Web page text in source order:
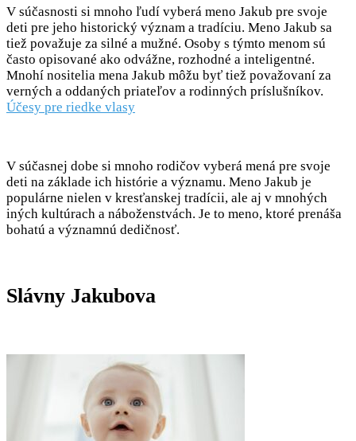
V súčasnosti si mnoho ľudí vyberá meno Jakub pre svoje
deti pre jeho historický význam a tradíciu. Meno Jakub sa
tiež považuje za silné a mužné. Osoby s týmto menom sú
často opisované ako odvážne, rozhodné a inteligentné.
Mnohí nositelia mena Jakub môžu byť tiež považovaní za
verných a oddaných priateľov a rodinných príslušníkov.
Účesy pre riedke vlasy
V súčasnej dobe si mnoho rodičov vyberá mená pre svoje
deti na základe ich histórie a významu. Meno Jakub je
populárne nielen v kresťanskej tradícii, ale aj v mnohých
iných kultúrach a náboženstvách. Je to meno, ktoré prenáša
bohatú a významnú dedičnosť.
Slávny Jakubova